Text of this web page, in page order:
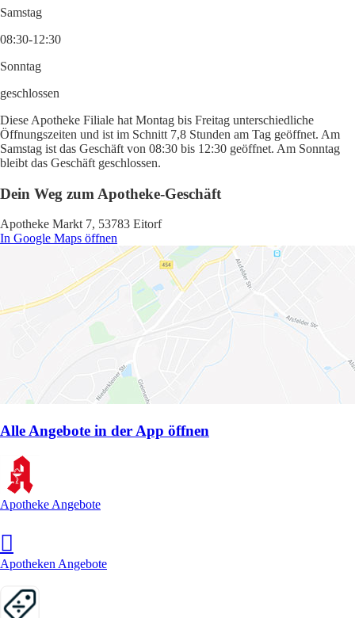
Samstag
08:30-12:30
Sonntag
geschlossen
Diese Apotheke Filiale hat Montag bis Freitag unterschiedliche
Öffnungszeiten und ist im Schnitt 7,8 Stunden am Tag geöffnet. Am
Samstag ist das Geschäft von 08:30 bis 12:30 geöffnet. Am Sonntag
bleibt das Geschäft geschlossen.
Dein Weg zum Apotheke-Geschäft
Apotheke Markt 7, 53783 Eitorf
In Google Maps öffnen
Alle Angebote in der App öffnen
Apotheke Angebote
Apotheken Angebote